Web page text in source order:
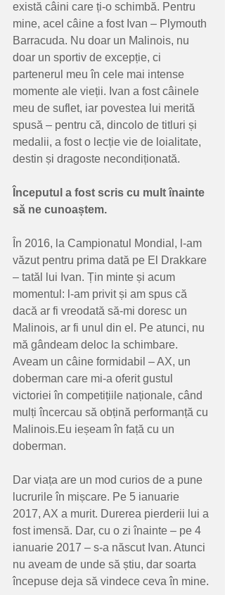
există câini care ți-o schimbă. Pentru
mine, acel câine a fost Ivan – Plymouth
Barracuda. Nu doar un Malinois, nu
doar un sportiv de excepție, ci
partenerul meu în cele mai intense
momente ale vieții. Ivan a fost câinele
meu de suflet, iar povestea lui merită
spusă – pentru că, dincolo de titluri și
medalii, a fost o lecție vie de loialitate,
destin și dragoste necondiționată.
Începutul a fost scris cu mult înainte
să ne cunoaștem.
În 2016, la Campionatul Mondial, l-am
văzut pentru prima dată pe El Drakkare
– tatăl lui Ivan. Țin minte și acum
momentul: l-am privit și am spus că
dacă ar fi vreodată să-mi doresc un
Malinois, ar fi unul din el. Pe atunci, nu
mă gândeam deloc la schimbare.
Aveam un câine formidabil – AX, un
doberman care mi-a oferit gustul
victoriei în competițiile naționale, când
mulți încercau să obțină performanță cu
Malinois.Eu ieșeam în față cu un
doberman.
Dar viața are un mod curios de a pune
lucrurile în mișcare. Pe 5 ianuarie
2017, AX a murit. Durerea pierderii lui a
fost imensă. Dar, cu o zi înainte – pe 4
ianuarie 2017 – s-a născut Ivan. Atunci
nu aveam de unde să știu, dar soarta
începuse deja să vindece ceva în mine.